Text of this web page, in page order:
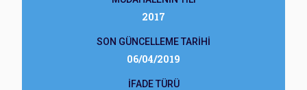
2017
SON GÜNCELLEME TARİHİ
06/04/2019
İFADE TÜRÜ